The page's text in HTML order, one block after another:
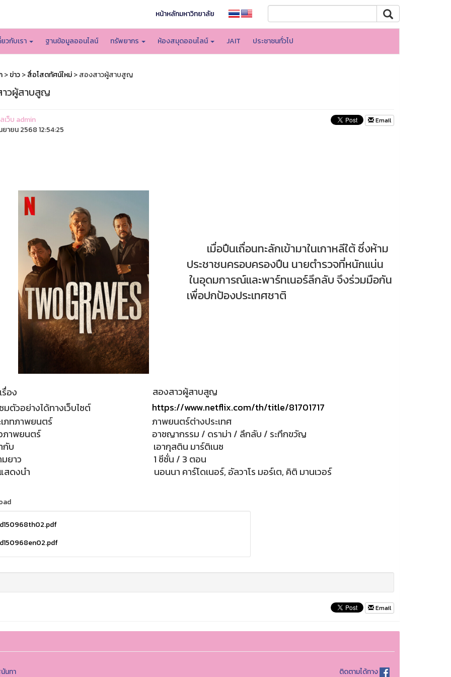
หน้าหลักมหาวิทยาลัย
ยวกับเรา ฐานข้อมูลออนไลน์ ทรัพยากร ห้องสมุดออนไลน์ JAIT ประชาชนทั่วไป
>ข่าว>สื่อโสตทัศน์ใหม่> สองสาวผู้สาบสูญ
วผู้สาบสูญ
ว็บ admin
ยายน 2568 12:54:25
Email
เมื่อปืนเถื่อนทะลักเข้ามาในเกาหลีใต้ ซึ่งห้าม
ประชาชนครอบครองปืน นายตำรวจที่หนักแน่น
ในอุดมการณ์และพาร์ทเนอร์ลึกลับ จึงร่วมมือกัน
เพื่อปกป้องประเทศชาติ
รื่อง
สองสาวผู้สาบสูญ
มตัวอย่างได้ทางเว็บไซต์
https://www.netflix.com/th/title/81701717
เภทภาพยนตร์
ภาพยนตร์ต่างประเทศ
ภาพยนตร์
อาชญากรรม / ดราม่า / ลึกลับ / ระทึกขวัญ
กับ
เอากุสติน มาร์ติเนซ
ยาว
1 ซีซั่น / 3 ตอน
สดงนำ
นอนนา คาร์โดเนอร์, อัลวาโร มอร์เต, คิติ มานเวอร์
Email
นทา
ติดตามได้ทาง